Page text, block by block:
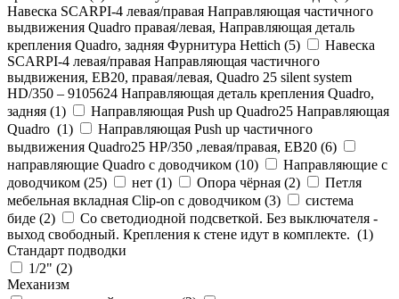
Навеска SCARPI-4 левая/правая Направляющая частичного
выдвижения Quadro правая/левая, Направляющая деталь
крепления Quadro, задняя Фурнитура Hettich (5)
Навеска
SCARPI-4 левая/правая Направляющая частичного
выдвижения, ЕВ20, правая/левая, Quadro 25 silent system
HD/350 – 9105624 Направляющая деталь крепления Quadro,
задняя (1)
Направляющая Push up Quadro25 Направляющая
Quadro (1)
Направляющая Push up частичного
выдвижения Quadro25 НР/350 ,левая/правая, ЕВ20 (6)
направляющие Quadro с доводчиком (10)
Направляющие с
доводчиком (25) нет (1) Опора чёрная (2)
Петля
мебельная вкладная Clip-on с доводчиком (3)
система
биде (2)
Со светодиодной подсветкой. Без выключателя -
выход свободный. Крепления к стене идут в комплекте. (1)
Стандарт подводки
1/2" (2)
Механизм